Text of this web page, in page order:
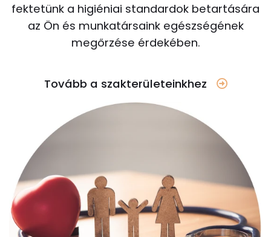
fektetünk a higiéniai standardok betartására
az Ön és munkatársaink egészségének
megőrzése érdekében.
Tovább a szakterületeinkhez